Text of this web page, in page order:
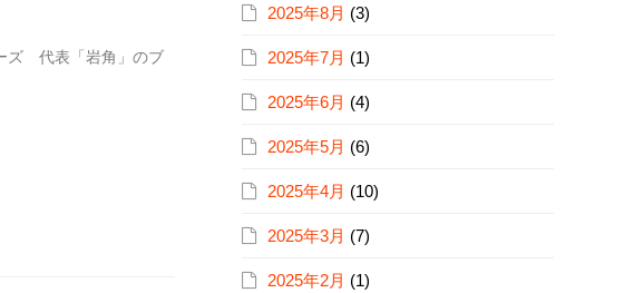
ズ 代表「岩角」のブ
2025年8月 (3)
2025年7月 (1)
2025年6月 (4)
2025年5月 (6)
2025年4月 (10)
2025年3月 (7)
2025年2月 (1)